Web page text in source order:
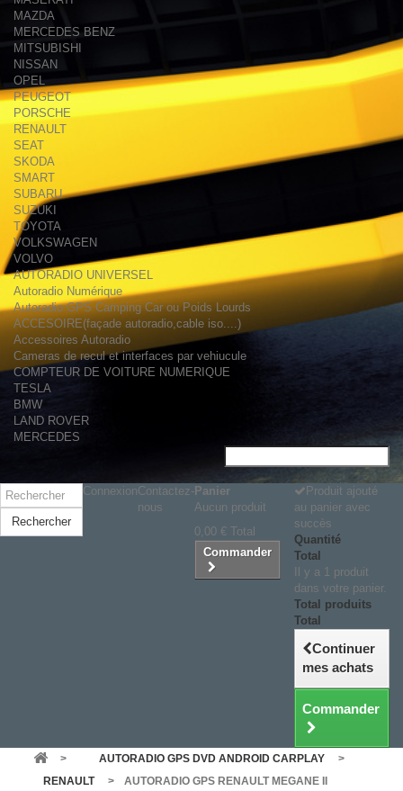
MAZDA
MERCEDES BENZ
MITSUBISHI
NISSAN
OPEL
PEUGEOT
PORSCHE
RENAULT
SEAT
SKODA
SMART
SUBARU
SUZUKI
TOYOTA
VOLKSWAGEN
VOLVO
AUTORADIO UNIVERSEL
Autoradio Numérique
Autoradio GPS Camping Car ou Poids Lourds
ACCESOIRE(façade autoradio,cable iso....)
Accessoires Autoradio
Cameras de recul et interfaces par vehiucule
COMPTEUR DE VOITURE NUMERIQUE
TESLA
BMW
LAND ROVER
MERCEDES
Rechercher
ConnexionContactez-
nous
Panier
Aucun produit
0,00 € Total
Commander
Produit ajouté
au panier avec
succès
Quantité
Total
Il y a 1 produit
dans votre panier.
Total produits
Total
Continuer
mes achats
Commander
> AUTORADIO GPS DVD ANDROID CARPLAY
>
RENAULT
> AUTORADIO GPS RENAULT MEGANE II